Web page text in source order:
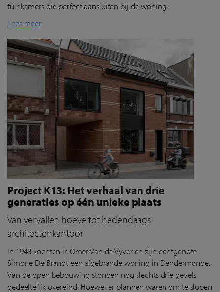
tuinkamers die perfect aansluiten bij de woning.
Lees meer
Project K13: Het verhaal van drie
generaties op één unieke plaats
Van vervallen hoeve tot hedendaags
architectenkantoor
In 1948 kochten ir. Omer Van de Vyver en zijn echtgenote
Simone De Brandt een afgebrande woning in Dendermonde.
Van de open bebouwing stonden nog slechts drie gevels
gedeeltelijk overeind. Hoewel er plannen waren om te slopen